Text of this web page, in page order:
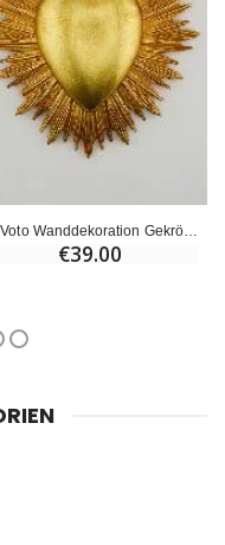
Ex Voto Wanddekoration Gekröntes Herz – 18cm
€39.00